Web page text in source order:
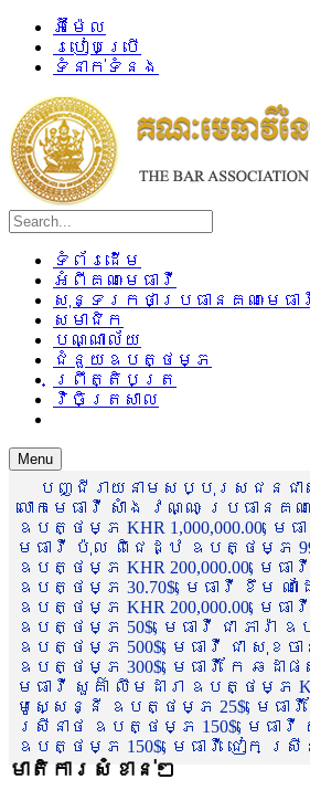
អ៊ីម៉ែល
របៀបប្រើ
ទំនាក់ទំនង
ទំព័រដើម
អំពីគណៈមេធាវី
សុន្ទរកថាប្រធានគណៈមេធា
សមាជិក
បណ្ណាល័យ
ជំនួយឧបត្ថម្ភ
ព្រឹត្តិបត្រ
វិចិត្រសាល
Menu
បញ្ជីរាយនាមសប្បុរសជនជាស
លោកមេធាវី សាំង វណ្ណៈ ប្រធាន
ឧបត្ថម្ភ KHR
មេធាវី ប៉ុល ពិជេដ្ឋ ឧបត្ថម្ភ
ឧបត្ថម្ភ KHR 200,000.00, មេធ
ឧបត្ថម្ភ 30.70$, មេធាវី ខឹម ណ
ឧបត្ថម្ភ KHR 200,000.00, ម
ឧបត្ថម្ភ 50$, មេធាវី ជា ភារ៉ា
ឧបត្ថម្ភ 500$, មេធាវី ជា សុខ
ឧបត្ថម្ភ 300$, មេធាវី កែ ឆដ
មេធាវី សួគ៌ា លឹមដារា ឧបត្ថម្ភ
មូសេ្សន្នី ឧបត្ថម្ភ 25$, មេធាវី
ស្រីនាថ ឧបត្ថម្ភ 150$, មេធាវី
ឧបត្ថម្ភ 150$, មេធាវី ជៀក ស្
មាតិការសំខាន់ៗ